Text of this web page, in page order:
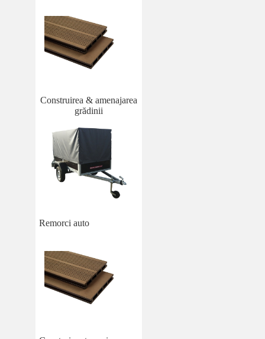
Construirea & amenajarea
grădinii
Remorci auto